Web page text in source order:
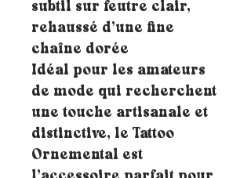
subtil sur feutre clair,
rehaussé d’une fine
chaîne dorée
Idéal pour les amateurs
de mode qui recherchent
une touche artisanale et
distinctive, le Tattoo
Ornemental est